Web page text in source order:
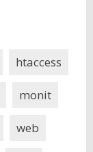
htaccess
monit
web